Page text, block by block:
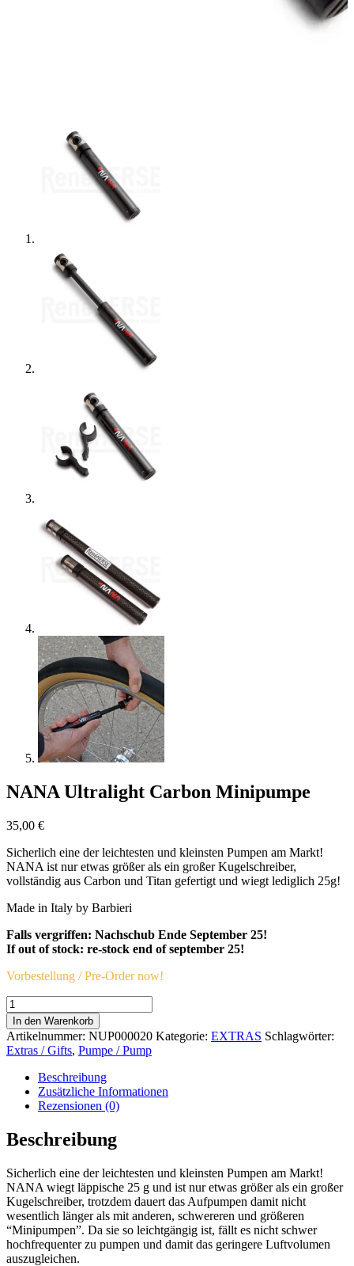
NANA Ultralight Carbon Minipumpe
35,00 €
Sicherlich eine der leichtesten und kleinsten Pumpen am Markt!
NANA ist nur etwas größer als ein großer Kugelschreiber,
vollständig aus Carbon und Titan gefertigt und wiegt lediglich 25g!
Made in Italy by Barbieri
Falls vergriffen: Nachschub Ende September 25!
If out of stock: re-stock end of september 25!
Vorbestellung / Pre-Order now!
NANA
Ultralight
Carbon
Minipumpe
Menge
In den Warenkorb
Artikelnummer: NUP000020 Kategorie: EXTRAS Schlagwörter:
Extras / Gifts, Pumpe / Pump
Beschreibung
Zusätzliche Informationen
Rezensionen (0)
Beschreibung
Sicherlich eine der leichtesten und kleinsten Pumpen am Markt!
NANA wiegt läppische 25 g und ist nur etwas größer als ein großer
Kugelschreiber, trotzdem dauert das Aufpumpen damit nicht
wesentlich länger als mit anderen, schwereren und größeren
“Minipumpen”. Da sie so leichtgängig ist, fällt es nicht schwer
hochfrequenter zu pumpen und damit das geringere Luftvolumen
auszugleichen.